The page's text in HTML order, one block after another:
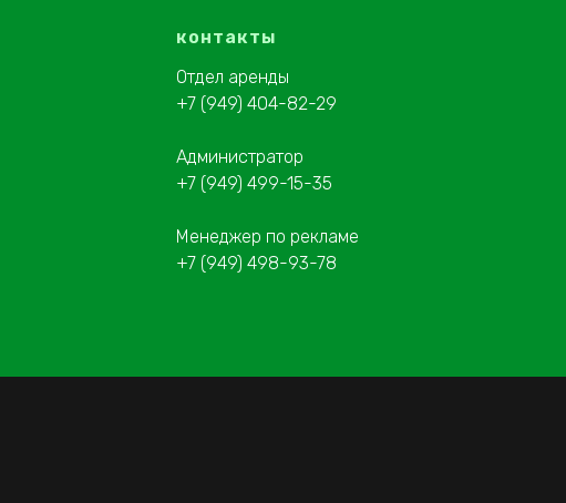
контакты
Отдел аренды
+7 (949) 404-82-29
Администратор
+7 (949) 499-15-35
Менеджер по рекламе
+7 (949) 498-93-78